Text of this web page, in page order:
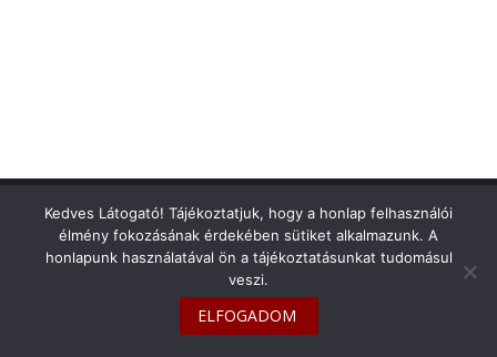
Copyright © 2026Toyota Klub Magyarország
Kedves Látogató! Tájékoztatjuk, hogy a honlap felhasználói
élmény fokozásának érdekében sütiket alkalmazunk. A
honlapunk használatával ön a tájékoztatásunkat tudomásul
veszi.
ELFOGADOM